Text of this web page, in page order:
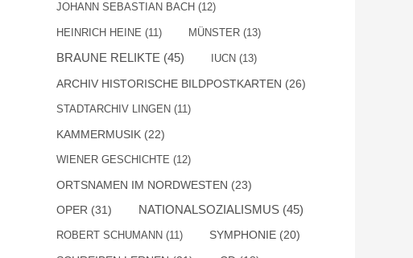
JOHANN SEBASTIAN BACH (12)
HEINRICH HEINE (11) MÜNSTER (13)
BRAUNE RELIKTE (45) IUCN (13)
ARCHIV HISTORISCHE BILDPOSTKARTEN (26)
STADTARCHIV LINGEN (11)
KAMMERMUSIK (22)
WIENER GESCHICHTE (12)
ORTSNAMEN IM NORDWESTEN (23)
OPER (31) NATIONALSOZIALISMUS (45)
ROBERT SCHUMANN (11) SYMPHONIE (20)